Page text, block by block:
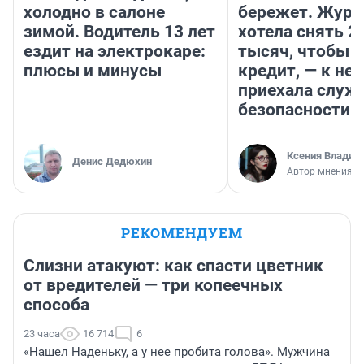
холодно в салоне
зимой. Водитель 13 лет
ездит на электрокаре:
плюсы и минусы
Денис Дедюхин
бережет.
хотела снять
тысяч, чтобы
кредит, — к
приехала
безопасности
Ксения
Автор мнения
РЕКОМЕНДУЕМ
Слизни атакуют: как спасти цветник
от вредителей — три копеечных
способа
23 часа 16 714 6
«Нашел Наденьку, а у нее пробита голова». Мужчина